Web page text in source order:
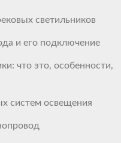
светильников
и его подключение
что это, особенности,
систем освещения